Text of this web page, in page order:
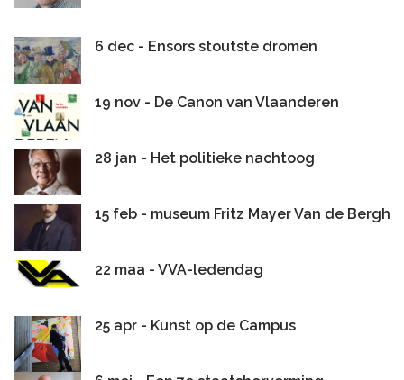
6 dec - Ensors stoutste dromen
19 nov - De Canon van Vlaanderen
28 jan - Het politieke nachtoog
15 feb - museum Fritz Mayer Van de Bergh
22 maa - VVA-ledendag
25 apr - Kunst op de Campus